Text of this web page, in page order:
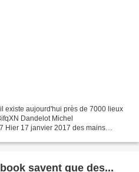
existe aujourd'hui près de 7000 lieux
Dandelot Michel
Hier 17 janvier 2017 des mains
savent que des...